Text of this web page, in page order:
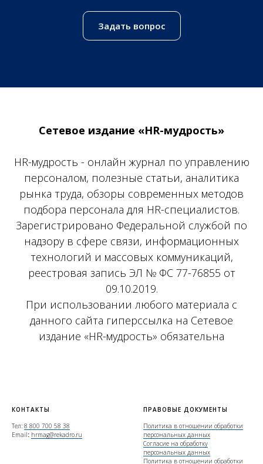
Задать вопрос
Сетевое издание «HR-мудрость»
HR-мудрость - онлайн журнал по управлению
персоналом, полезные статьи, аналитика
рынка труда, обзоры современных методов
подбора персонала для HR-специалистов.
Зарегистрировано Федеральной службой по
надзору в сфере связи, информационных
технологий и массовых коммуникаций,
реестровая запись ЭЛ № ФС 77-76855 от
09.10.2019.
При использовании любого материала с
данного сайта гиперссылка на Сетевое
издание «HR-мудрость» обязательна
КОНТАКТЫ
Тел: 8 800 700 58 38
Email: hrmag@rekadro.ru
ПРАВОВЫЕ ДОКУМЕНТЫ
Политика в отношении обработки
персональных данных
Согласие на обработку
персональных данных
Политика в отношении обработки